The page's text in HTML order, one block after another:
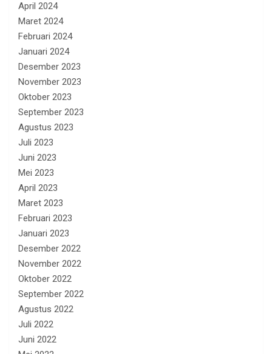
April 2024
Maret 2024
Februari 2024
Januari 2024
Desember 2023
November 2023
Oktober 2023
September 2023
Agustus 2023
Juli 2023
Juni 2023
Mei 2023
April 2023
Maret 2023
Februari 2023
Januari 2023
Desember 2022
November 2022
Oktober 2022
September 2022
Agustus 2022
Juli 2022
Juni 2022